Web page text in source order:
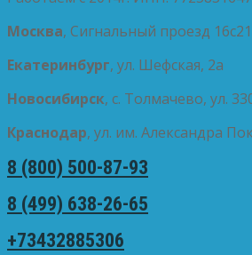
Москва, Сигнальный проезд 16с21
Екатеринбург, ул. Шефская, 2а
Новосибирск, с. Толмачево, ул.
Краснодар, ул. им. Александра
8 (800) 500-87-93
8 (499) 638-26-65
+73432885306